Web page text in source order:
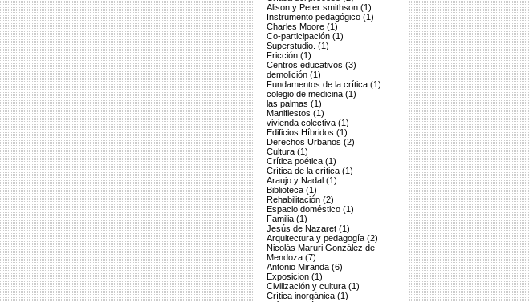
Alison y Peter smithson (1)
Instrumento pedagógico (1)
Charles Moore (1)
Co-participación (1)
Superstudio. (1)
Fricción (1)
Centros educativos (3)
demolición (1)
Fundamentos de la crítica (1)
colegio de medicina (1)
las palmas (1)
Manifiestos (1)
vivienda colectiva (1)
Edificios Híbridos (1)
Derechos Urbanos (2)
Cultura (1)
Crítica poética (1)
Crítica de la crítica (1)
Araujo y Nadal (1)
Biblioteca (1)
Rehabilitación (2)
Espacio doméstico (1)
Familia (1)
Jesús de Nazaret (1)
Arquitectura y pedagogía (2)
Nicolás Maruri González de
Mendoza (7)
Antonio Miranda (6)
Exposicion (1)
Civilización y cultura (1)
Crítica inorgánica (1)